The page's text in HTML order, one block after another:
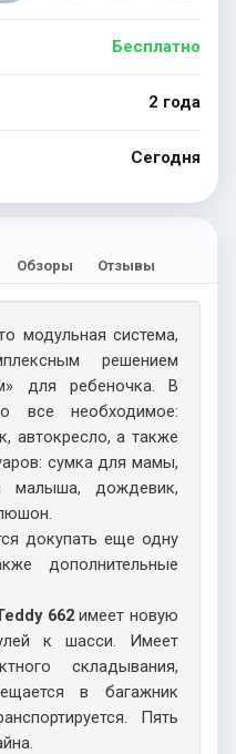
Бесплатно
2 года
Сегодня
Обзоры Отзывы
модульная система,
решением
для ребеночка. В
все необходимое:
автокресло, а также
сумка для мамы,
дождевик,
докупать еще одну
дополнительные
662имеет новую
к шасси. Имеет
складывания,
в багажник
Пять